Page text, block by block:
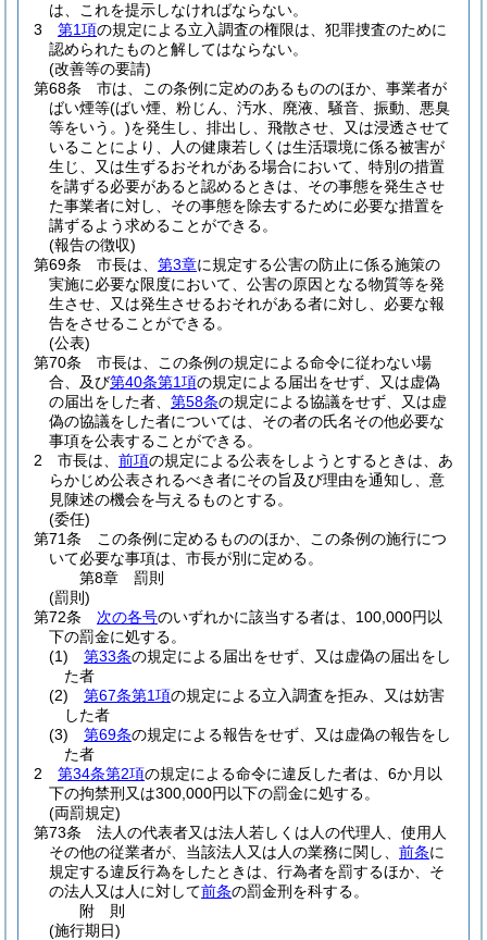
は、これを提示しなければならない。
3
第1項の規定による立入調査の権限は、犯罪捜査のために
認められたものと解してはならない。
(改善等の要請)
第68条
市は、この条例に定めのあるもののほか、事業者が
ばい煙等(ばい煙、粉じん、汚水、廃液、騒音、振動、悪臭
等をいう。)を発生し、排出し、飛散させ、又は浸透させて
いることにより、人の健康若しくは生活環境に係る被害が
生じ、又は生ずるおそれがある場合において、特別の措置
を講ずる必要があると認めるときは、その事態を発生させ
た事業者に対し、その事態を除去するために必要な措置を
講ずるよう求めることができる。
(報告の徴収)
第69条
市長は、 第3章に規定する公害の防止に係る施策の
実施に必要な限度において、公害の原因となる物質等を発
生させ、又は発生させるおそれがある者に対し、必要な報
告をさせることができる。
(公表)
第70条
市長は、この条例の規定による命令に従わない場
合、及び第40条第1項の規定による届出をせず、又は虚偽
の届出をした者、 第58条の規定による協議をせず、又は虚
偽の協議をした者については、その者の氏名その他必要な
事項を公表することができる。
2
市長は、 前項の規定による公表をしようとするときは、あ
らかじめ公表されるべき者にその旨及び理由を通知し、意
見陳述の機会を与えるものとする。
(委任)
第71条
この条例に定めるもののほか、この条例の施行につ
いて必要な事項は、市長が別に定める。
第8章
罰則
(罰則)
第72条
次の各号のいずれかに該当する者は、100,000円以
下の罰金に処する。
(1)
第33条の規定による届出をせず、又は虚偽の届出をし
た者
(2)
第67条第1項の規定による立入調査を拒み、又は妨害
した者
(3)
第69条の規定による報告をせず、又は虚偽の報告をし
た者
2
第34条第2項の規定による命令に違反した者は、6か月以
下の拘禁刑又は300,000円以下の罰金に処する。
(両罰規定)
第73条
法人の代表者又は法人若しくは人の代理人、使用人
その他の従業者が、当該法人又は人の業務に関し、 前条に
規定する違反行為をしたときは、行為者を罰するほか、そ
の法人又は人に対して前条の罰金刑を科する。
附 則
(施行期日)